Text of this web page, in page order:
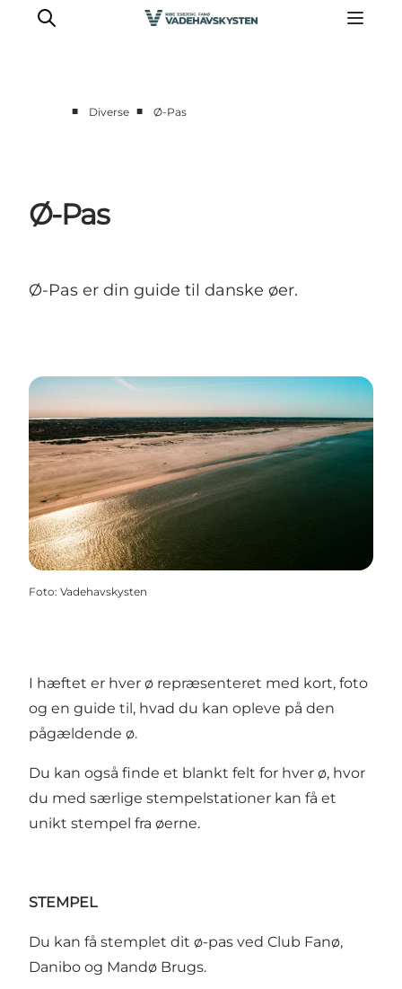
Oplev Fanø
Oplev Mandø
Det Sker
■ Diverse ■ Ø-Pas
Ø-Pas
Ø-Pas er din guide til danske øer.
Foto: Vadehavskysten
I hæftet er hver ø repræsenteret med kort, foto
og en guide til, hvad du kan opleve på den
pågældende ø.
Du kan også finde et blankt felt for hver ø, hvor
du med særlige stempelstationer kan få et
unikt stempel fra øerne.
STEMPEL
Du kan få stemplet dit ø-pas ved Club Fanø,
Danibo og Mandø Brugs.